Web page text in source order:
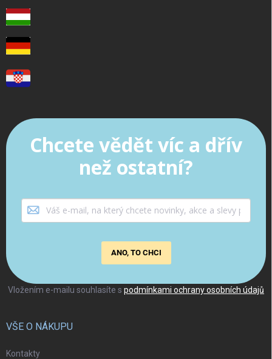
Vložením e-mailu souhlasíte s podmínkami ochrany osobních údajů
Chcete vědět víc a dřív
než ostatní?
ANO, TO CHCI
VŠE O NÁKUPU
Kontakty